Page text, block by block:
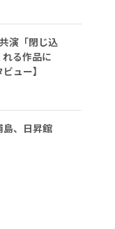
演「閉じ込
る作品に
ュー】
、日昇館